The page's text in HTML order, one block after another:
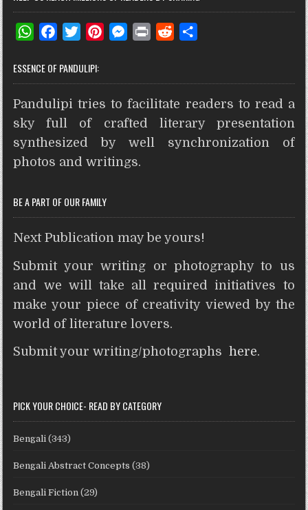
W
a
t
s
A
p
p
c
e
b
o
o
k
T
i
t
t
e
r
t
e
r
e
s
M
s
e
n
g
e
n
t
d
i
t
r
e
ESSENCE OF PANDULIPI:
Pandulipi tries to facilitate readers to read a
sky full of crafted literary presentation
synthesized by well synchronization of
photos and writings.
BE A PART OF OUR FAMILY
Next Publication may be yours!
Submit your writing or photography to us
and we will take all required initiatives to
make your piece of creativity viewed by the
world of literature lovers.
Submit your writing/photographshere.
PICK YOUR CHOICE- READ BY CATEGORY
Bengali (343)
Bengali Abstract Concepts (38)
Bengali Fiction (29)